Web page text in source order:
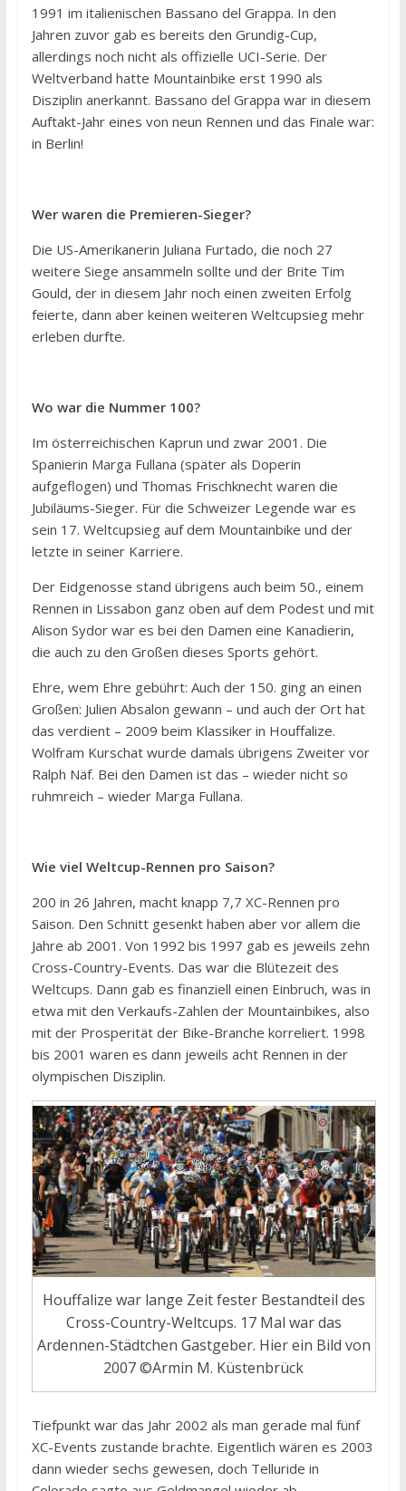
1991 im italienischen Bassano del Grappa. In den
Jahren zuvor gab es bereits den Grundig-Cup,
allerdings noch nicht als offizielle UCI-Serie. Der
Weltverband hatte Mountainbike erst 1990 als
Disziplin anerkannt. Bassano del Grappa war in diesem
Auftakt-Jahr eines von neun Rennen und das Finale war:
in Berlin!
Wer waren die Premieren-Sieger?
Die US-Amerikanerin Juliana Furtado, die noch 27
weitere Siege ansammeln sollte und der Brite Tim
Gould, der in diesem Jahr noch einen zweiten Erfolg
feierte, dann aber keinen weiteren Weltcupsieg mehr
erleben durfte.
Wo war die Nummer 100?
Im österreichischen Kaprun und zwar 2001. Die
Spanierin Marga Fullana (später als Doperin
aufgeflogen) und Thomas Frischknecht waren die
Jubiläums-Sieger. Für die Schweizer Legende war es
sein 17. Weltcupsieg auf dem Mountainbike und der
letzte in seiner Karriere.
Der Eidgenosse stand übrigens auch beim 50., einem
Rennen in Lissabon ganz oben auf dem Podest und mit
Alison Sydor war es bei den Damen eine Kanadierin,
die auch zu den Großen dieses Sports gehört.
Ehre, wem Ehre gebührt: Auch der 150. ging an einen
Großen: Julien Absalon gewann – und auch der Ort hat
das verdient – 2009 beim Klassiker in Houffalize.
Wolfram Kurschat wurde damals übrigens Zweiter vor
Ralph Näf. Bei den Damen ist das – wieder nicht so
ruhmreich – wieder Marga Fullana.
Wie viel Weltcup-Rennen pro Saison?
200 in 26 Jahren, macht knapp 7,7 XC-Rennen pro
Saison. Den Schnitt gesenkt haben aber vor allem die
Jahre ab 2001. Von 1992 bis 1997 gab es jeweils zehn
Cross-Country-Events. Das war die Blütezeit des
Weltcups. Dann gab es finanziell einen Einbruch, was in
etwa mit den Verkaufs-Zahlen der Mountainbikes, also
mit der Prosperität der Bike-Branche korreliert. 1998
bis 2001 waren es dann jeweils acht Rennen in der
olympischen Disziplin.
Houffalize war lange Zeit fester Bestandteil des
Cross-Country-Weltcups. 17 Mal war das
Ardennen-Städtchen Gastgeber. Hier ein Bild von
2007 ©Armin M. Küstenbrück
Tiefpunkt war das Jahr 2002 als man gerade mal fünf
XC-Events zustande brachte. Eigentlich wären es 2003
dann wieder sechs gewesen, doch Telluride in